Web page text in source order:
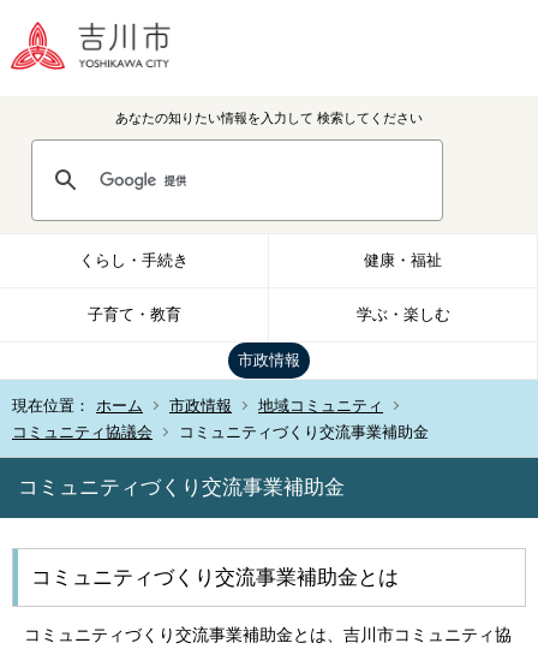
あなたの知りたい情報を入力して 検索してください
くらし・手続き 健康・福祉
子育て・教育 学ぶ・楽しむ
市政情報
現在位置： ホーム 市政情報
地域コミュニティ
コミュニティ協議会
コミュニティづくり交流事業補助金
コミュニティづくり交流事業補助金
コミュニティづくり交流事業補助金とは
コミュニティづくり交流事業補助金とは、吉川市コミュニティ協